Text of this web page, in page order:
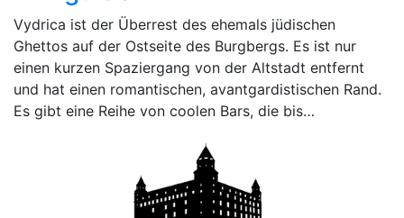
Vydrica ist der Überrest des ehemals jüdischen
Ghettos auf der Ostseite des Burgbergs. Es ist nur
einen kurzen Spaziergang von der Altstadt entfernt
und hat einen romantischen, avantgardistischen Rand.
Es gibt eine Reihe von coolen Bars, die bis…